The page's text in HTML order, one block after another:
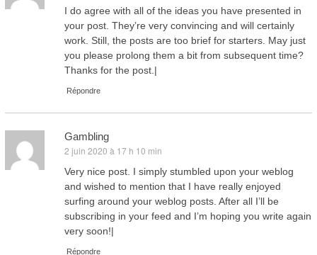
I do agree with all of the ideas you have presented in
your post. They’re very convincing and will certainly
work. Still, the posts are too brief for starters. May just
you please prolong them a bit from subsequent time?
Thanks for the post.|
Répondre
Gambling
dit :
2 juin 2020 à 17 h 10 min
Very nice post. I simply stumbled upon your weblog
and wished to mention that I have really enjoyed
surfing around your weblog posts. After all I’ll be
subscribing in your feed and I’m hoping you write again
very soon!|
Répondre